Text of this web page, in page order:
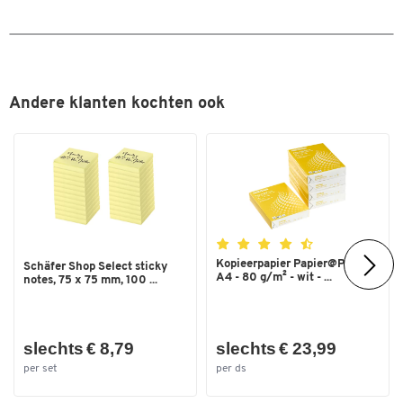
Andere klanten kochten ook
Schäfer Shop Select sticky
notes, 75 x 75 mm, 100 ...
slechts € 8,79
per set
Kopieerpapier Papier@Print -
A4 - 80 g/m² - wit - ...
slechts € 23,99
per ds